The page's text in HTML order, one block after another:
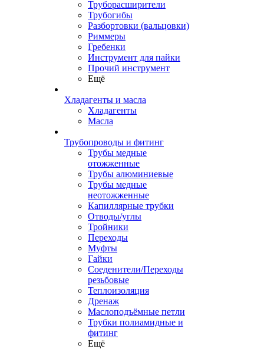
Труборасширители
Трубогибы
Разбортовки (вальцовки)
Риммеры
Гребенки
Инструмент для пайки
Прочий инструмент
Ещё
Хладагенты и масла
Хладагенты
Масла
Трубопроводы и фитинг
Трубы медные
отожженные
Трубы алюминиевые
Трубы медные
неотожженные
Капиллярные трубки
Отводы/углы
Тройники
Переходы
Муфты
Гайки
Соеденители/Переходы
резьбовые
Теплоизоляция
Дренаж
Маслоподъёмные петли
Трубки полиамидные и
фитинг
Ещё